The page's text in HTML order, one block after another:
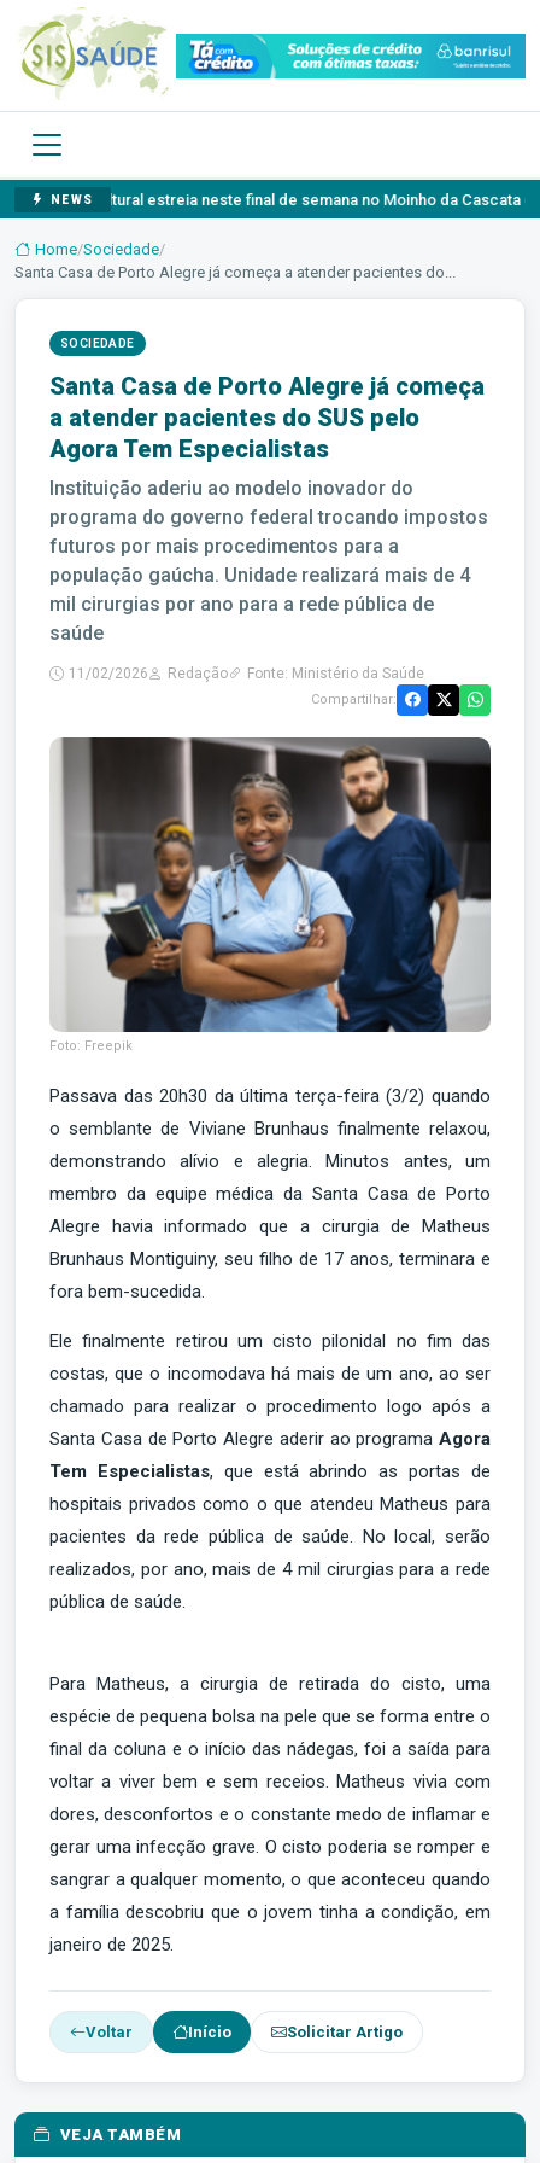
NEWS
Cultural estreia neste final de semana no Moinho da Cascata com
Home/Sociedade/
Santa Casa de Porto Alegre já começa a atender pacientes do...
SOCIEDADE
Santa Casa de Porto Alegre já começa
a atender pacientes do SUS pelo
Agora Tem Especialistas
Instituição aderiu ao modelo inovador do
programa do governo federal trocando impostos
futuros por mais procedimentos para a
população gaúcha. Unidade realizará mais de 4
mil cirurgias por ano para a rede pública de
saúde
11/02/2026 Redação Fonte: Ministério da Saúde
Compartilhar:
Foto: Freepik
Passava das 20h30 da última terça-feira (3/2) quando
o semblante de Viviane Brunhaus finalmente relaxou,
demonstrando alívio e alegria. Minutos antes, um
membro da equipe médica da Santa Casa de Porto
Alegre havia informado que a cirurgia de Matheus
Brunhaus Montiguiny, seu filho de 17 anos, terminara e
fora bem-sucedida.
Ele finalmente retirou um cisto pilonidal no fim das
costas, que o incomodava há mais de um ano, ao ser
chamado para realizar o procedimento logo após a
Santa Casa de Porto Alegre aderir ao programa Agora
Tem Especialistas, que está abrindo as portas de
hospitais privados como o que atendeu Matheus para
pacientes da rede pública de saúde. No local, serão
realizados, por ano, mais de 4 mil cirurgias para a rede
pública de saúde.
Para Matheus, a cirurgia de retirada do cisto, uma
espécie de pequena bolsa na pele que se forma entre o
final da coluna e o início das nádegas, foi a saída para
voltar a viver bem e sem receios. Matheus vivia com
dores, desconfortos e o constante medo de inflamar e
gerar uma infecção grave. O cisto poderia se romper e
sangrar a qualquer momento, o que aconteceu quando
a família descobriu que o jovem tinha a condição, em
janeiro de 2025.
Voltar Início Solicitar Artigo
VEJA TAMBÉM